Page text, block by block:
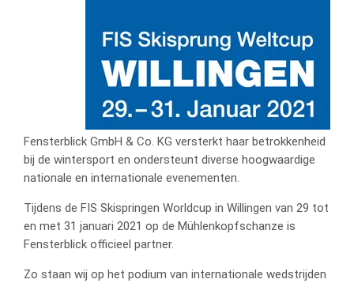
Fensterblick GmbH & Co. KG versterkt haar betrokkenheid
bij de wintersport en ondersteunt diverse hoogwaardige
nationale en internationale evenementen.
Tijdens de FIS Skispringen Worldcup in Willingen van 29 tot
en met 31 januari 2021 op de Mühlenkopfschanze is
Fensterblick officieel partner.
Zo staan wij op het podium van internationale wedstrijden